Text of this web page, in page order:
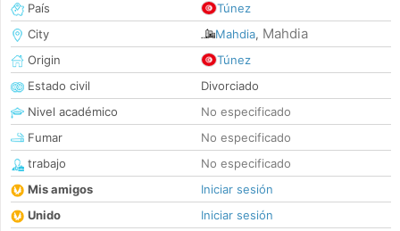
País
Túnez
City
Mahdia, Mahdia
Origin
Túnez
Estado civil
Divorciado
Nivel académico
No especificado
Fumar
No especificado
trabajo
No especificado
Mis amigos
Iniciar sesión
Unido
Iniciar sesión